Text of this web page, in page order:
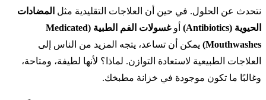
نتحدث عن الحلول. في حين أن العلاجات التقليدية مثل المضادات
الحيوية (Antibiotics)
أو
غسولات الفم الطبية (Medicated
Mouthwashes) يمكن أن تساعد، يتجه المزيد من الناس إلى
العلاجات الطبيعية لاستعادة التوازن. لماذا؟ لأنها لطيفة، ومتاحة،
وغالبًا ما تكون موجودة في خزانة مطبخك.